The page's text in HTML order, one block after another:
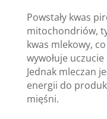
Powstały kwas
mitochondriów,
kwas mlekowy,
wywołuje
Jednak mleczan
energii do
mięśni.